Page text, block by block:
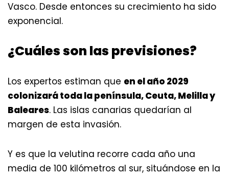
Vasco. Desde entonces su crecimiento ha sido
exponencial.
¿Cuáles son las previsiones?
Los expertos estiman que en el año 2029
colonizará toda la península, Ceuta, Melilla y
Baleares. Las islas canarias quedarían al
margen de esta invasión.
Y es que la velutina recorre cada año una
media de 100 kilómetros al sur, situándose en la